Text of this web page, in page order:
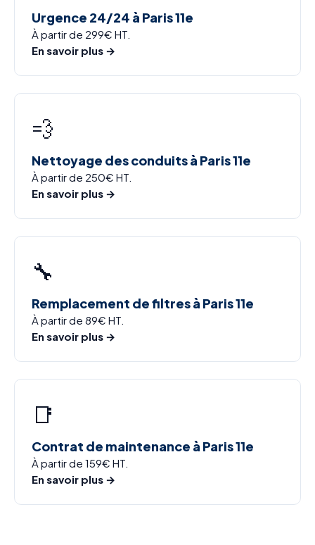
Urgence 24/24 à Paris 11e
À partir de 299€ HT.
En savoir plus →
💨
Nettoyage des conduits à Paris 11e
À partir de 250€ HT.
En savoir plus →
🔧
Remplacement de filtres à Paris 11e
À partir de 89€ HT.
En savoir plus →
📑
Contrat de maintenance à Paris 11e
À partir de 159€ HT.
En savoir plus →